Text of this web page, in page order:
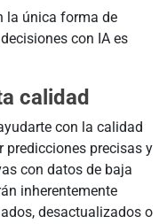
la única forma de
con IA es
calidad
con la calidad
predicciones precisas y
con datos de baja
inherentemente
desactualizados o